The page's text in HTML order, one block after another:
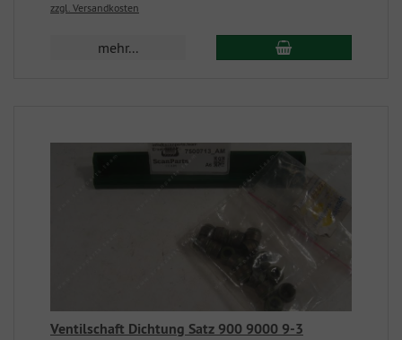
zzgl. Versandkosten
mehr...
Ventilschaft Dichtung Satz 900 9000 9-3